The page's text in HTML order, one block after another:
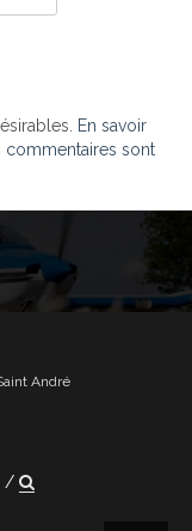
En savoir
sont
André